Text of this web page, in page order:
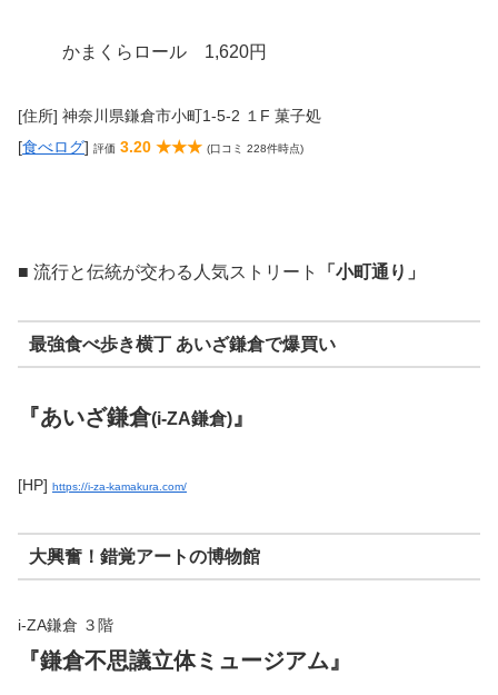
かまくらロール 1,620円
[住所] 神奈川県鎌倉市小町1-5-2 １F 菓子処
[食べログ] 評価 3.20 ★★★ (口コミ 228件時点)
■ 流行と伝統が交わる人気ストリート 「小町通り」
最強食べ歩き横丁 あいざ鎌倉で爆買い
『あいざ鎌倉(i-ZA鎌倉)』
[HP] https://i-za-kamakura.com/
大興奮！錯覚アートの博物館
i-ZA鎌倉 ３階
『鎌倉不思議立体ミュージアム』